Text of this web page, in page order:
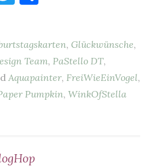
te
r
n , Glückwünsche,
Team, PaStello DT,
Aquapainter, FreiWieEinVogel,
Pumpkin, WinkOfStella